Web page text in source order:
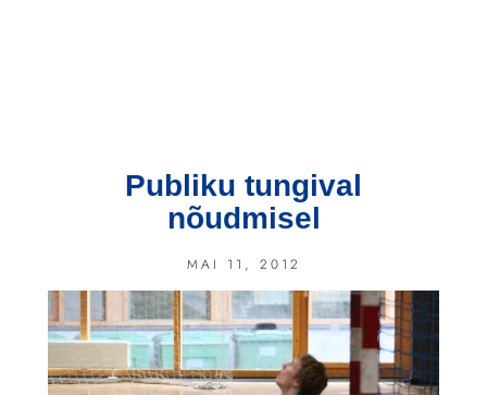
Publiku tungival
nõudmisel
MAI 11, 2012